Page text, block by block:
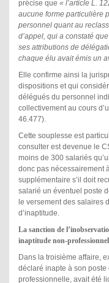
précise que « l’article L.
aucune forme particulière
personnel quant au
d’appel, qui a constaté
ses attributions de
chaque élu avait émis un
Elle confirme ainsi la
dispositions et qui
délégués du personnel
collectivement au cours
46.477).
Cette souplesse est
consulter est devenue le
moins de 300 salariés
donc pas nécessairement
supplémentaire s’il doit
salarié un éventuel poste
le versement des salaires
d’inaptitude.
La sanction de
inaptitude non-
Dans la troisième affaire,
déclaré inapte à son poste
professionnelle, avait été